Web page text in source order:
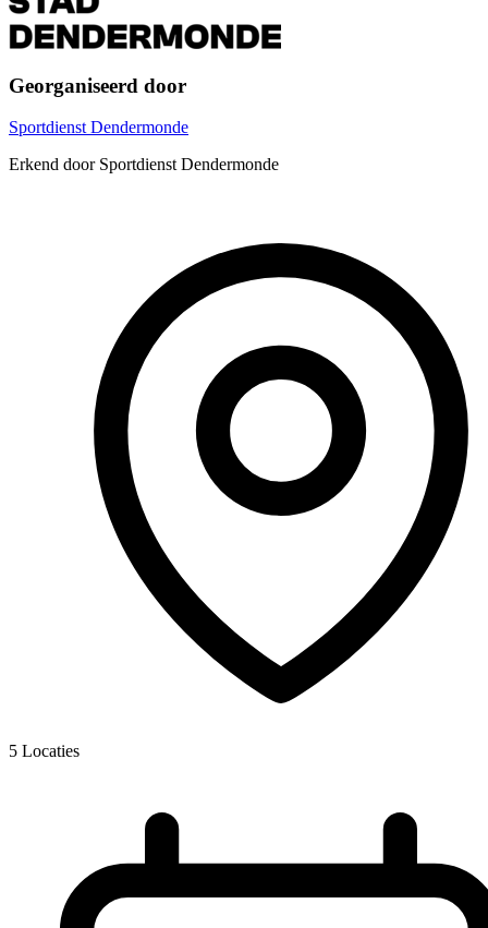
Georganiseerd door
Sportdienst Dendermonde
Erkend door Sportdienst Dendermonde
5 Locaties